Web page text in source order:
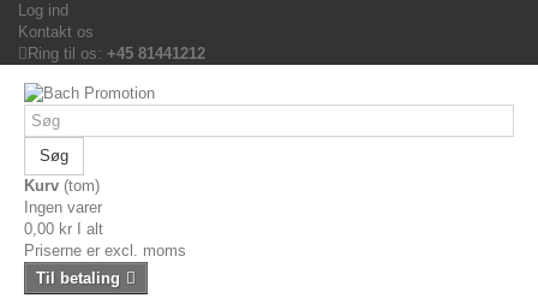
Log ind
Kontakt os
Ring til os: +45 81441212
Søg
Kurv (tom)
Ingen varer
0,00 kr
I alt
Priserne er excl. moms
Til betaling